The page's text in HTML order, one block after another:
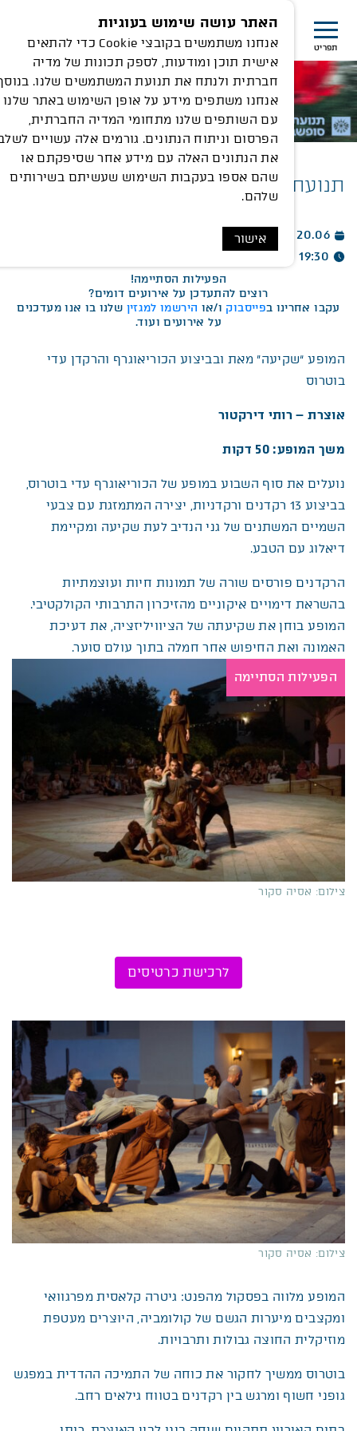
תפריט
תנועת רוח – שבת | מופע “שקיעה”
20.06
19:30
הפעילות הסתיימה!
רוצים להתעדכן על אירועים דומים?
עקבו אחרינו בפייסבוקו/אוהירשמו למגזיןשלנו בו אנו מעדכנים
על אירועים ועוד.
המופע “שקיעה” מאת ובביצוע הכוריאוגרף והרקדן עדי
בוטרוס
אוצרת – רותי דירקטור
משך המופע: 50 דקות
נועלים את סוף השבוע במופע של הכוריאוגרף עדי בוטרוס,
בביצוע 13 רקדנים ורקדניות, יצירה המתמזגת עם צבעי
השמיים המשתנים של גני הנדיב לעת שקיעה ומקיימת
דיאלוג עם הטבע.
הרקדנים פורסים שורה של תמונות חיות ועוצמתיות
בהשראת דימויים איקוניים מהזיכרון התרבותי הקולקטיבי.
המופע בוחן את שקיעתה של הציוויליזציה, את דעיכת
האמונה ואת החיפוש אחר חמלה בתוך עולם סוער.
הפעילות הסתיימה
צילום: אסיה סקור
לרכישת כרטיסים
צילום: אסיה סקור
המופע מלווה בפסקול מהפנט: גיטרה קלאסית מפרגוואי
ומקצבים מיערות הגשם של קולומביה, היוצרים מעטפת
מוזיקלית החוצה גבולות ותרבויות.
בוטרוס ממשיך לחקור את כוחה של התמיכה ההדדית במפגש
גופני חשוף ומרגש בין רקדנים בטווח גילאים רחב.
האתר עושה שימוש בעוגיות
אנחנו משתמשים בקובצי Cookie כדי להתאים
אישית תוכן ומודעות, לספק תכונות של מדיה
חברתית ולנתח את תנועת המשתמשים שלנו. בנוסף,
אנחנו משתפים מידע על אופן השימוש באתר שלנו
עם השותפים שלנו מתחומי המדיה החברתית,
הפרסום וניתוח הנתונים. גורמים אלה עשויים לשלב
את הנתונים האלה עם מידע אחר שסיפקתם או
שהם אספו בעקבות השימוש שעשיתם בשירותים
שלהם.
אישור